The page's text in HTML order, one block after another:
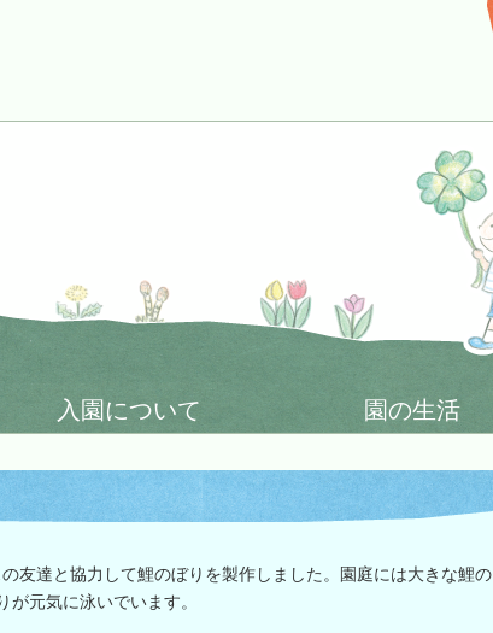
入園について 園の生活
友達と協力して鯉のぼりを製作しました。園庭には大きな鯉の
元気に泳いでいます。